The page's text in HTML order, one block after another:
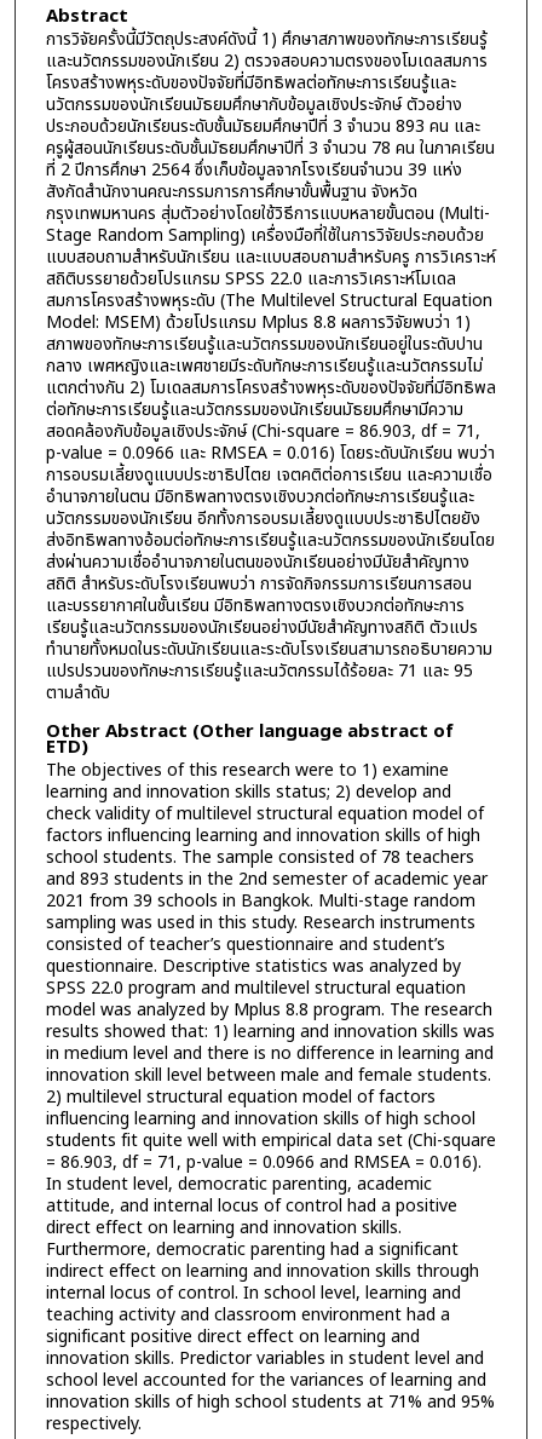
Abstract
การวิจัยครั้งนี้มีวัตถุประสงค์ดังนี้ 1) ศึกษาสภาพของทักษะการเรียนรู้
และนวัตกรรมของนักเรียน 2) ตรวจสอบความตรงของโมเดลสมการ
โครงสร้างพหุระดับของปัจจัยที่มีอิทธิพลต่อทักษะการเรียนรู้และ
นวัตกรรมของนักเรียนมัธยมศึกษากับข้อมูลเชิงประจักษ์ ตัวอย่าง
ประกอบด้วยนักเรียนระดับชั้นมัธยมศึกษาปีที่ 3 จำนวน 893 คน และ
ครูผู้สอนนักเรียนระดับชั้นมัธยมศึกษาปีที่ 3 จำนวน 78 คน ในภาคเรียน
ที่ 2 ปีการศึกษา 2564 ซึ่งเก็บข้อมูลจากโรงเรียนจำนวน 39 แห่ง
สังกัดสำนักงานคณะกรรมการการศึกษาขั้นพื้นฐาน จังหวัด
กรุงเทพมหานคร สุ่มตัวอย่างโดยใช้วิธีการแบบหลายขั้นตอน (Multi-
Stage Random Sampling) เครื่องมือที่ใช้ในการวิจัยประกอบด้วย
แบบสอบถามสำหรับนักเรียน และแบบสอบถามสำหรับครู การวิเคราะห์
สถิติบรรยายด้วยโปรแกรม SPSS 22.0 และการวิเคราะห์โมเดล
สมการโครงสร้างพหุระดับ (The Multilevel Structural Equation
Model: MSEM) ด้วยโปรแกรม Mplus 8.8 ผลการวิจัยพบว่า 1)
สภาพของทักษะการเรียนรู้และนวัตกรรมของนักเรียนอยู่ในระดับปาน
กลาง เพศหญิงและเพศชายมีระดับทักษะการเรียนรู้และนวัตกรรมไม่
แตกต่างกัน 2) โมเดลสมการโครงสร้างพหุระดับของปัจจัยที่มีอิทธิพล
ต่อทักษะการเรียนรู้และนวัตกรรมของนักเรียนมัธยมศึกษามีความ
สอดคล้องกับข้อมูลเชิงประจักษ์ (Chi-square = 86.903, df = 71,
p-value = 0.0966 และ RMSEA = 0.016) โดยระดับนักเรียน พบว่า
การอบรมเลี้ยงดูแบบประชาธิปไตย เจตคติต่อการเรียน และความเชื่อ
อำนาจภายในตน มีอิทธิพลทางตรงเชิงบวกต่อทักษะการเรียนรู้และ
นวัตกรรมของนักเรียน อีกทั้งการอบรมเลี้ยงดูแบบประชาธิปไตยยัง
ส่งอิทธิพลทางอ้อมต่อทักษะการเรียนรู้และนวัตกรรมของนักเรียนโดย
ส่งผ่านความเชื่ออำนาจภายในตนของนักเรียนอย่างมีนัยสำคัญทาง
สถิติ สำหรับระดับโรงเรียนพบว่า การจัดกิจกรรมการเรียนการสอน
และบรรยากาศในชั้นเรียน มีอิทธิพลทางตรงเชิงบวกต่อทักษะการ
เรียนรู้และนวัตกรรมของนักเรียนอย่างมีนัยสำคัญทางสถิติ ตัวแปร
ทำนายทั้งหมดในระดับนักเรียนและระดับโรงเรียนสามารถอธิบายความ
แปรปรวนของทักษะการเรียนรู้และนวัตกรรมได้ร้อยละ 71 และ 95
ตามลำดับ
Other Abstract (Other language abstract of
ETD)
The objectives of this research were to 1) examine
learning and innovation skills status; 2) develop and
check validity of multilevel structural equation model of
factors influencing learning and innovation skills of high
school students. The sample consisted of 78 teachers
and 893 students in the 2nd semester of academic year
2021 from 39 schools in Bangkok. Multi-stage random
sampling was used in this study. Research instruments
consisted of teacher’s questionnaire and student’s
questionnaire. Descriptive statistics was analyzed by
SPSS 22.0 program and multilevel structural equation
model was analyzed by Mplus 8.8 program. The research
results showed that: 1) learning and innovation skills was
in medium level and there is no difference in learning and
innovation skill level between male and female students.
2) multilevel structural equation model of factors
influencing learning and innovation skills of high school
students fit quite well with empirical data set (Chi-square
= 86.903, df = 71, p-value = 0.0966 and RMSEA = 0.016).
In student level, democratic parenting, academic
attitude, and internal locus of control had a positive
direct effect on learning and innovation skills.
Furthermore, democratic parenting had a significant
indirect effect on learning and innovation skills through
internal locus of control. In school level, learning and
teaching activity and classroom environment had a
significant positive direct effect on learning and
innovation skills. Predictor variables in student level and
school level accounted for the variances of learning and
innovation skills of high school students at 71% and 95%
respectively.